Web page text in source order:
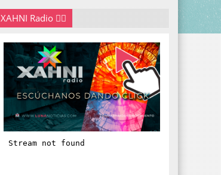
XAHNI Radio 👇🏽